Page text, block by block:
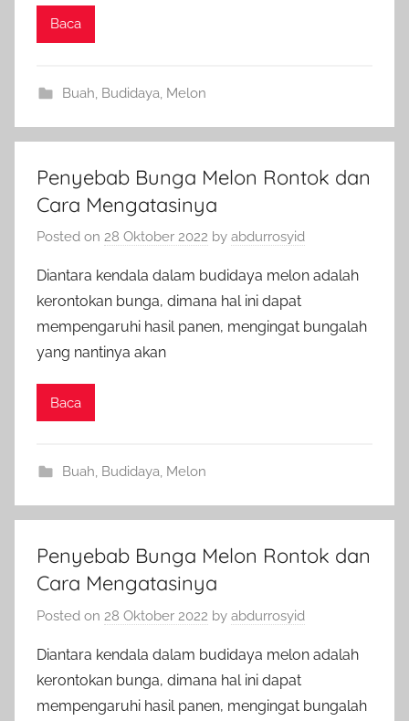
Baca
Buah Budidaya Melon
Penyebab Bunga Melon Rontok dan
Cara Mengatasinya
Posted on 28 Oktober 2022 by abdurrosyid
Diantara kendala dalam budidaya melon adalah
kerontokan bunga, dimana hal ini dapat
mempengaruhi hasil panen, mengingat bungalah
yang nantinya akan
Baca
Buah, Budidaya, Melon
Penyebab Bunga Melon Rontok dan
Cara Mengatasinya
Posted on 28 Oktober 2022 by abdurrosyid
Diantara kendala dalam budidaya melon adalah
kerontokan bunga, dimana hal ini dapat
mempengaruhi hasil panen, mengingat bungalah